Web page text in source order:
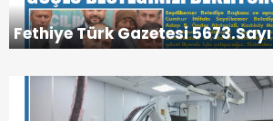
Fethiye Türk Gazetesi 5673.Sayı